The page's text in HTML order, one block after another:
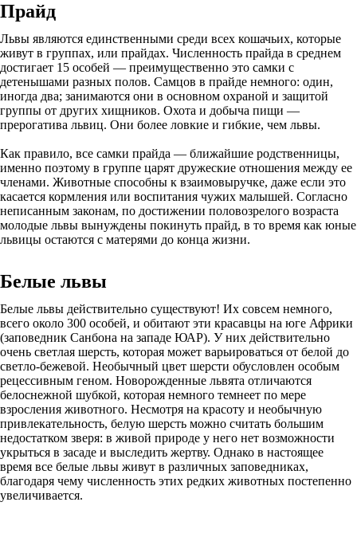
Прайд
Львы являются единственными среди всех кошачьих, которые
живут в группах, или прайдах. Численность прайда в среднем
достигает 15 особей — преимущественно это самки с
детенышами разных полов. Самцов в прайде немного: один,
иногда два; занимаются они в основном охраной и защитой
группы от других хищников. Охота и добыча пищи —
прерогатива львиц. Они более ловкие и гибкие, чем львы.
Как правило, все самки прайда — ближайшие родственницы,
именно поэтому в группе царят дружеские отношения между ее
членами. Животные способны к взаимовыручке, даже если это
касается кормления или воспитания чужих малышей. Согласно
неписанным законам, по достижении половозрелого возраста
молодые львы вынуждены покинуть прайд, в то время как юные
львицы остаются с матерями до конца жизни.
Белые львы
Белые львы действительно существуют! Их совсем немного,
всего около 300 особей, и обитают эти красавцы на юге Африки
(заповедник Санбона на западе ЮАР). У них действительно
очень светлая шерсть, которая может варьироваться от белой до
светло-бежевой. Необычный цвет шерсти обусловлен особым
рецессивным геном. Новорожденные львята отличаются
белоснежной шубкой, которая немного темнеет по мере
взросления животного. Несмотря на красоту и необычную
привлекательность, белую шерсть можно считать большим
недостатком зверя: в живой природе у него нет возможности
укрыться в засаде и выследить жертву. Однако в настоящее
время все белые львы живут в различных заповедниках,
благодаря чему численность этих редких животных постепенно
увеличивается.